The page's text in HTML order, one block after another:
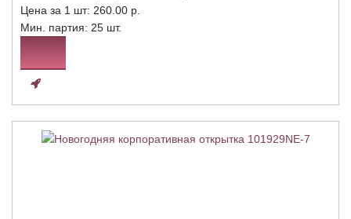
Цена за 1 шт: 260.00 р.
Мин. партия: 25 шт.